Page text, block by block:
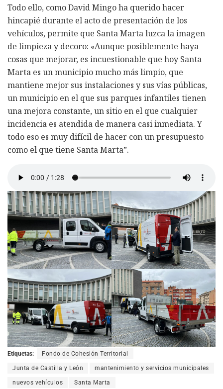
Todo ello, como David Mingo ha querido hacer
hincapié durante el acto de presentación de los
vehículos, permite que Santa Marta luzca la imagen
de limpieza y decoro: «Aunque posiblemente haya
cosas que mejorar, es incuestionable que hoy Santa
Marta es un municipio mucho más limpio, que
mantiene mejor sus instalaciones y sus vías públicas,
un municipio en el que sus parques infantiles tienen
una mejora constante, un sitio en el que cualquier
incidencia es atendida de manera casi inmediata. Y
todo eso es muy difícil de hacer con un presupuesto
como el que tiene Santa Marta”.
Etiquetas: Fondo de Cohesión Territorial
Junta de Castilla y León mantenimiento y servicios municipales
nuevos vehículos Santa Marta